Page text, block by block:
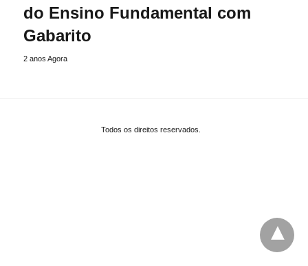
do Ensino Fundamental com
Gabarito
2 anos Agora
Todos os direitos reservados.